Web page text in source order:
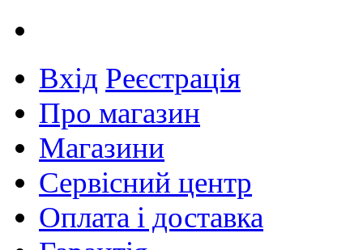
Вхід Реєстрація
Про магазин
Магазини
Сервісний центр
Оплата і доставка